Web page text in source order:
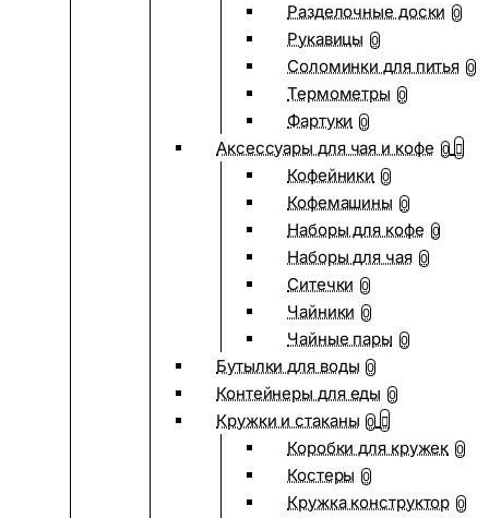
Разделочные доски 0
Рукавицы 0
Соломинки для питья 0
Термометры 0
Фартуки 0
Аксессуары для чая и кофе 0
Кофейники 0
Кофемашины 0
Наборы для кофе 0
Наборы для чая 0
Ситечки 0
Чайники 0
Чайные пары 0
Бутылки для воды 0
Контейнеры для еды 0
Кружки и стаканы 0
Коробки для кружек 0
Костеры 0
Кружка конструктор 0